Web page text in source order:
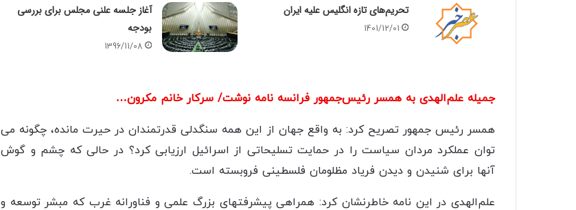
تحریم‌های تازه انگلیس علیه ایران
1401/12/01
آغاز جلسه علنی مجلس برای بررسی
بودجه
1396/11/08
جمیله علم‌الهدی به همسر رئیس‌جمهور فرانسه نامه نوشت/ سرکار خانم مکرون…
همسر رئیس جمهور تصریح کرد: به واقع جهان از این همه سنگدلی قدرتمندان در حیرت مانده، چگونه می
توان عملکرد مردان سیاست را در حمایت تسلیحاتی از اسرائیل ارزیابی کرد؟ در حالی که چشم و گوش
آنها برای شنیدن و دیدن فریاد مظلومان فلسطینی فروبسته است.
علم‌الهدی در این نامه خاطرنشان کرد: همراهی پیشرفتهای بزرگ علمی و فناورانه غرب که مبشر توسعه و